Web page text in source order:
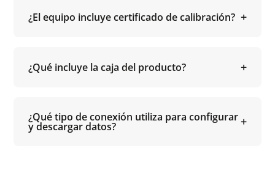
¿El equipo incluye certificado de calibración?
¿Qué incluye la caja del producto?
¿Qué tipo de conexión utiliza para configurar
y descargar datos?